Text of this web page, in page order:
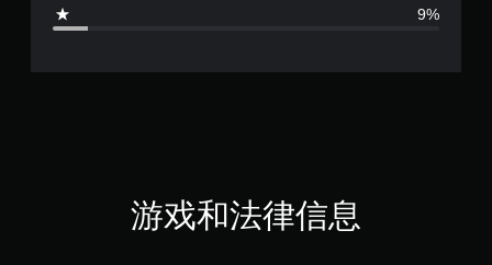
3
9%
游戏和法律信息